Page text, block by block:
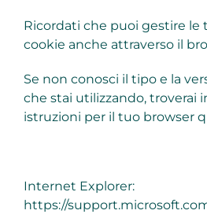
Ricordati che puoi gestire le
cookie anche attraverso il
Se non conosci il tipo e la
che stai utilizzando, troverai
istruzioni per il tuo browser
Internet Explorer:
https://